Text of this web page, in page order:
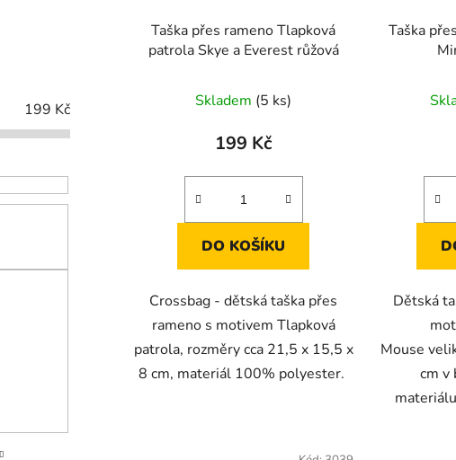
199 Kč
Taška přes rameno Tlapková
patrola Skye a Everest růžová
Skladem (5 ks)
199 Kč
DO KOŠÍKU
Crossbag - dětská taška přes
rameno s motivem Tlapková
patrola, rozměry cca 21,5 x 15,5 x
8 cm, materiál 100% polyester.
Taška
Dětská
Mouse
cm v